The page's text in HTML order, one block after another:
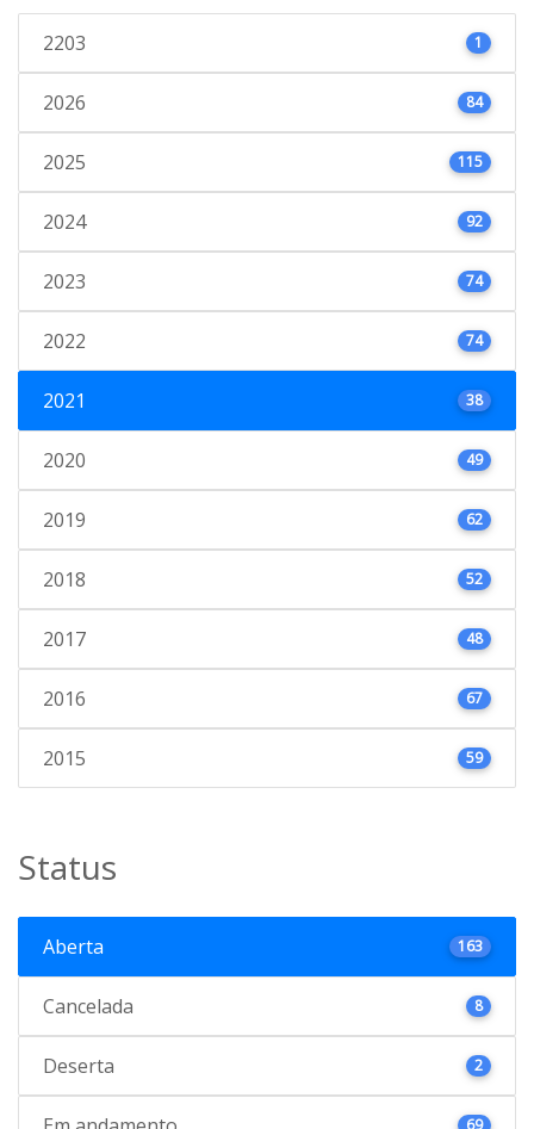
2203 1
2026 84
2025 115
2024 92
2023 74
2022 74
2021 38
2020 49
2019 62
2018 52
2017 48
2016 67
2015 59
Status
Aberta 163
Cancelada 8
Deserta 2
69